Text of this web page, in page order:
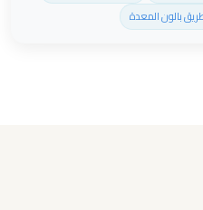
بالون المعدة